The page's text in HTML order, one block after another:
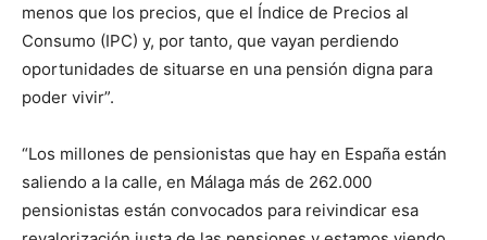
menos que los precios, que el Índice de Precios al
Consumo (IPC) y, por tanto, que vayan perdiendo
oportunidades de situarse en una pensión digna para
poder vivir”.
“Los millones de pensionistas que hay en España están
saliendo a la calle, en Málaga más de 262.000
pensionistas están convocados para reivindicar esa